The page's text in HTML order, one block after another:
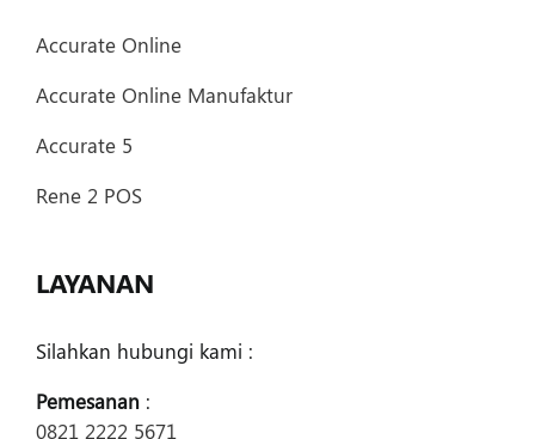
Accurate Online
Accurate Online Manufaktur
Accurate 5
Rene 2 POS
LAYANAN
Silahkan hubungi kami :
Pemesanan:
0821 2222 5671